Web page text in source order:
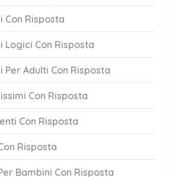
Con Risposta
Logici Con Risposta
Adulti Con Risposta
Con Risposta
Con Risposta
Risposta
Bambini Con Risposta